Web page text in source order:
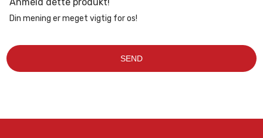
Din mening er meget vigtig for os!